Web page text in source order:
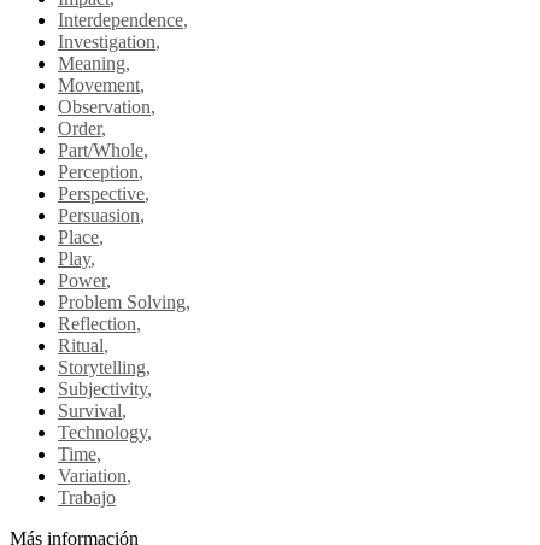
Interdependence,
Investigation,
Meaning,
Movement,
Observation,
Order,
Part/Whole,
Perception,
Perspective,
Persuasion,
Place,
Play,
Power,
Problem Solving,
Reflection,
Ritual,
Storytelling,
Subjectivity,
Survival,
Technology,
Time,
Variation,
Trabajo
Más información